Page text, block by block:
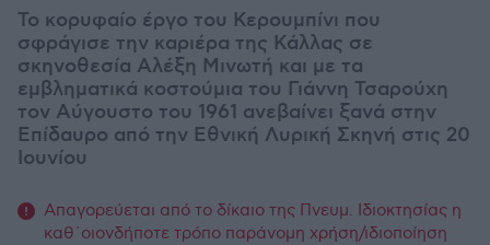
Το κορυφαίο έργο του Κερουμπίνι που
σφράγισε την καριέρα της Κάλλας σε
σκηνοθεσία Αλέξη Μινωτή και με τα
εμβληματικά κοστούμια του Γιάννη Τσαρούχη
τον Αύγουστο του 1961 ανεβαίνει ξανά στην
Επίδαυρο από την Εθνική Λυρική Σκηνή στις 20
Ιουνίου
Απαγορεύεται από το δίκαιο της Πνευμ. Ιδιοκτησίας η
καθ΄οιονδήποτε τρόπο παράνομη χρήση/ιδιοποίηση